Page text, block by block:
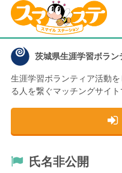
茨城県生涯学習ボラン
生涯学習ボランティア活動を
る人を繋ぐマッチングサイト
氏名非公開